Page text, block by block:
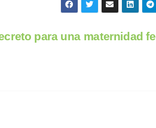
para una maternidad